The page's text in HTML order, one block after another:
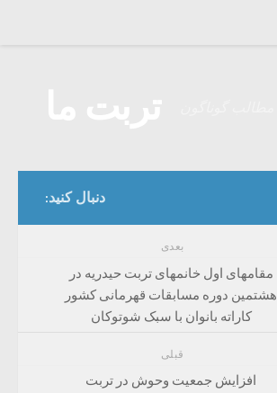
دنبال کنید:
بعدی
مقامهای اول خانمهای تربت حیدریه در
هشتمین دوره مسابقات قهرمانی کشور
کاراته بانوان با سبک شوتوکان
قبلی
افزایش جمعیت وحوش در تربت